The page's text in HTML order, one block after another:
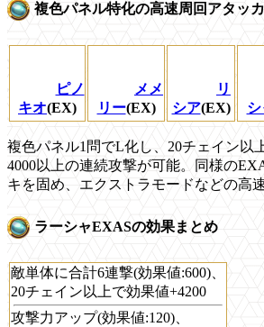
複色パネル特化の高速周回アタッ
ピノ
キオ(EX)
メメ
リー(EX)
リ
シア(EX)
シ
複色パネル1問でL化し、20チェイン以
4000以上の連続攻撃が可能。同様の
キを固め、エクストラモードなどの高
ラーシャEXASの効果まとめ
敵単体に合計6連撃(効果値:600)、
20チェイン以上で効果値+4200
攻撃力アップ(効果値:120)、